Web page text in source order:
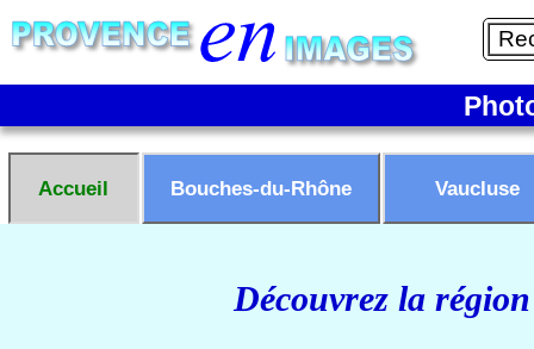
Accueil Bouches-du-Rhône Vaucluse
Découvrez la